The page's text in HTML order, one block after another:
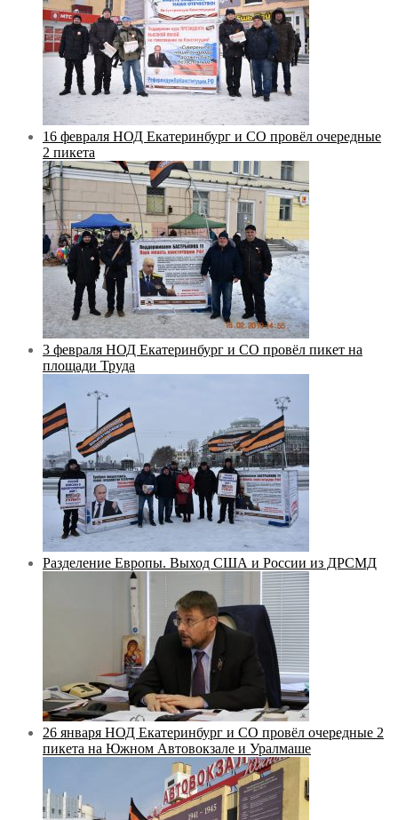
16 февраля НОД Екатеринбург и СО провёл очередные
2 пикета
3 февраля НОД Екатеринбург и СО провёл пикет на
площади Труда
Разделение Европы. Выход США и России из ДРСМД
26 января НОД Екатеринбург и СО провёл очередные 2
пикета на Южном Автовокзале и Уралмаше